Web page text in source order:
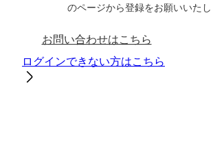
のページから登録をお願いいたし
お問い合わせはこちら
ログインできない方はこちら